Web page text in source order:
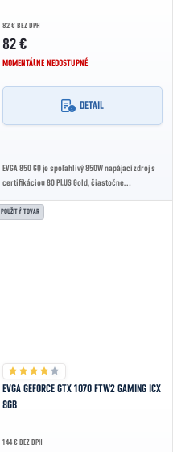
82 € BEZ DPH
82 €
MOMENTÁLNE NEDOSTUPNÉ
DETAIL
EVGA 850 GQ je spoľahlivý 850W napájací zdroj s
certifikáciou 80 PLUS Gold, čiastočne
ventilátorom s...
POUŽITÝ TOVAR
EVGA GEFORCE GTX 1070 FTW2 GAMING ICX
8GB
144 € BEZ DPH